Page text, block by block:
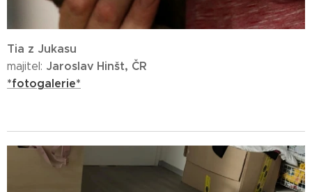
Tia z Jukasu
majitel: Jaroslav Hinšt, ČR
*fotogalerie*